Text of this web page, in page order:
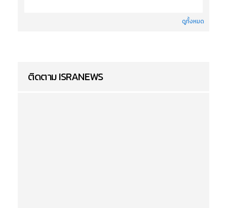
ดูทั้งหมด
ติดตาม ISRANEWS